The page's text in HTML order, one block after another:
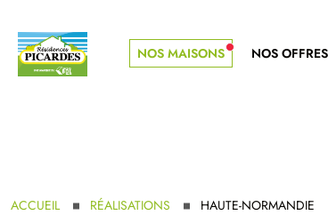
NOS MAISONS NOUVELLE
NOS OFFRES
ACCUEIL RÉALISATIONS HAUTE-NORMANDIE